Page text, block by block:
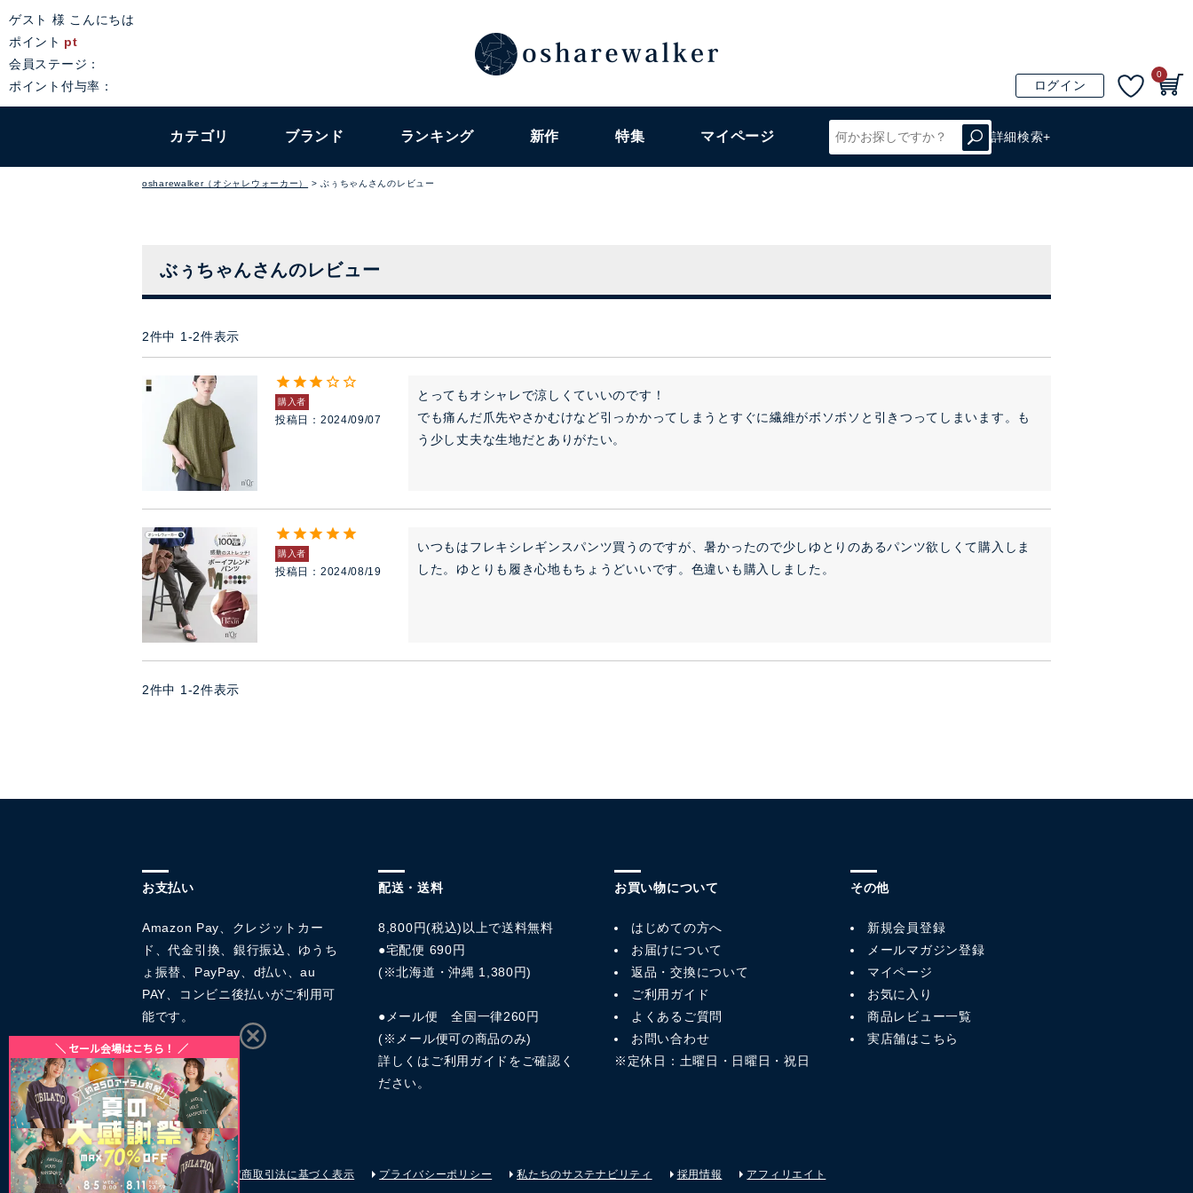
ゲスト 様 こんにちは
ポイント pt
会員ステージ：
ポイント付与率：
ログイン
0
カテゴリ ブランド ランキング 新作 特集 マイページ 詳細検索+
osharewalker（オシャレウォーカー） ぶぅちゃんさんのレビュー
ぶぅちゃんさんのレビュー
2件中 1 -2件表示
購入者
投稿日 2024/09/07
とってもオシャレで涼しくていいのです！
でも痛んだ爪先やさかむけなど引っかかってしまうとすぐに繊維がボソボソと引きつってしまいます。も
う少し丈夫な生地だとありがたい。
購入者
投稿日 2024/08/19
いつもはフレキシレギンスパンツ買うのですが、暑かったので少しゆとりのあるパンツ欲しくて購入しま
した。ゆとりも履き心地もちょうどいいです。色違いも購入しました。
2件中 1 -2件表示
お支払い
Amazon Pay、クレジットカー
ド、代金引換、銀行振込、ゆうち
ょ振替、PayPay、d払い、au
PAY、コンビニ後払いがご利用可
能です。
配送・送料
8,800円(税込)以上で送料無料
●宅配便 690円
(※北海道・沖縄 1,380円)
●メール便 全国一律260円
(※メール便可の商品のみ)
詳しくは ご利用ガイド をご確認く
ださい。
お買い物について
はじめての方へ
お届けについて
返品・交換について
ご利用ガイド
よくあるご質問
お問い合わせ
※定休日：土曜日・日曜日・祝日
その他
新規会員登録
メールマガジン登録
マイページ
お気に入り
商品レビュー一覧
実店舗はこちら
会社概要 特定商取引法に基づく表示 プライバシーポリシー 私たちのサステナビリティ 採用情報 アフィリエイト